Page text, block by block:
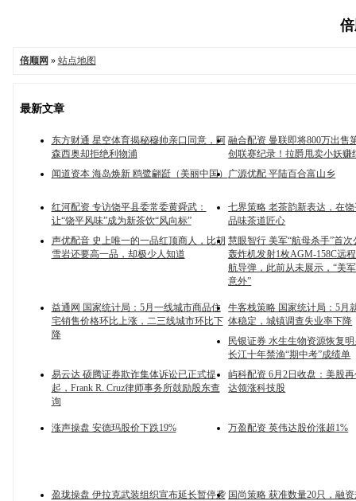
倍顺网 » 站点地图
最新文章
东方财通 星空体育揭秘穆帅亲口同意，阿
森西奥却拒绝利物浦
融合配资 曼联即将800万出售
创联赛纪录！拉爵甩卖小妖赚
闻道资本 海岛焕新 鸥鹭翩跹（美丽中国） 广源优配 平陆百合富山乡
红河配资 专访饶平县委常委黄舜武：
让“饶平风味”成为新茶饮“风向标”
七界策略 老茶韵新表达，在
品味茶道匠心
声优配音 史上唯一的一品红顶商人，比胡
雪岩还要高一品，却极少人知道
慧眼智行 美军“航母杀手”首次
轰炸机发射1枚AGM-158C远
航导弹，此前从未展示，“美
意外”
益通网 国家统计局：5月一线城市商品住
宅销售价格环比上涨，二三线城市环比下
降
牛客栈策略 国家统计局：5月
体稳定，城镇调查失业率下降
民银证券 水生生物资源恢复
长江十年禁渔“期中考”成绩单
易云达 硕腾证券欺诈集体诉讼已正式提
起，Frank R. Cruz律师事务所鼓励股东查
询
屿科配资 6月2日收盘：美股
达领涨科技股
涨声操盘 安德玛股价下跌19% 万盈配资 英伟达股价涨超1%
盈珑操盘 伊拉克武装组织宣布延长暂停袭 国尚策略 获准数量20只，融